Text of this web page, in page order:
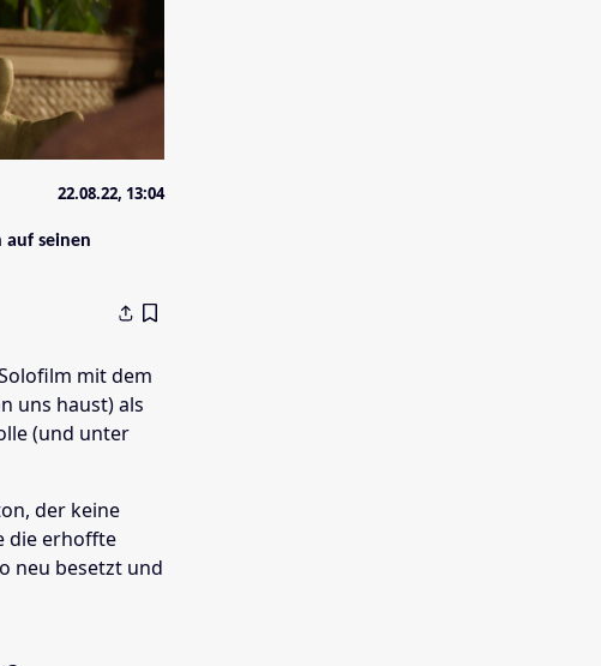
22.08.22, 13:04
auf seinen
mit dem
uns haust) als
(und unter
der keine
die erhoffte
neu besetzt und